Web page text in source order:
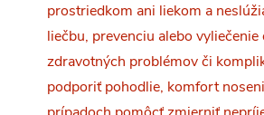
prostriedkom ani liekom a
liečbu, prevenciu alebo vyliečenie
zdravotných problémov či
podporiť pohodlie, komfort